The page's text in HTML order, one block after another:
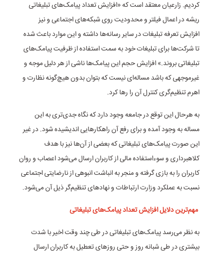
کردیم. زارعیان معتقد است که «افزایش تعداد پیامک‌های تبلیغاتی
ریشه در اعمال فیلتر و محدودیت روی شبکه‌های اجتماعی و نیز
افزایش تعرفه تبلیغات در سایر رسانه‌ها داشته و این موارد باعث شده
تا شرکت‌ها برای تبلیغات خود به سمت استفاده از ظرفیت پیامک‌های
تبلیغاتی بروند.» افزایش حجم این پیامک‌ها ناشی از هر دلیل موجه و
غیر‌موجهی که باشد مساله‌ای نیست که بتوان بدون هیچ‌گونه نظارت و
اهرم تنظیم‌گری کنترل آن را رها کرد.
به هرحال این توقع در جامعه وجود دارد که نگاه جدی‌تری به این
مساله به وجود آمده و برای رفع آن راهکار‌هایی اندیشیده شود. در غیر
این صورت پیامک‌های تبلیغاتی که بعضی از آن‌ها نیز با هدف
کلاهبرداری و سوءاستفاده مالی از کاربران ارسال می‌شود اعصاب و روان
کاربران را به بازی گرفته و منجر به انباشت انبوهی از نارضایتی اجتماعی
نسبت به عملکرد وزارت ارتباطات و نهاد‌های تنظیم‌گر ذیل آن می‌شود.
مهم‌ترین دلایل افزایش تعداد پیامک‌های تبلیغاتی
به نظر می‌رسد پیامک‌های تبلیغاتی در طی چند وقت اخیر با شدت
بیشتری در طی شبانه روز و حتی روز‌های تعطیل به کاربران ارسال